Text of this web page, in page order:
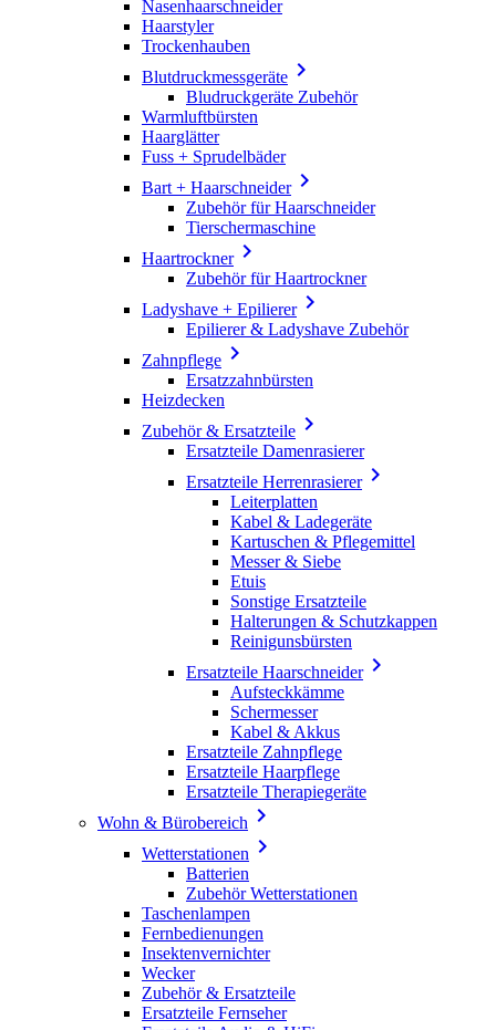
Nasenhaarschneider
Haarstyler
Trockenhauben
Blutdruckmessgeräte 
Bludruckgeräte Zubehör
Warmluftbürsten
Haarglätter
Fuss + Sprudelbäder
Bart + Haarschneider
Zubehör für Haarschneider
Tierschermaschine
Haartrockner
Zubehör für Haartrockner
Ladyshave + Epilierer
Epilierer & Ladyshave Zubehör
Zahnpflege 
Ersatzzahnbürsten
Heizdecken
Zubehör & Ersatzteile 
Ersatzteile Damenrasierer
Ersatzteile Herrenrasierer
Leiterplatten
Kabel & Ladegeräte
Kartuschen & Pflegemittel
Messer & Siebe
Etuis
Sonstige Ersatzteile
Halterungen & Schutzkappen
Reinigunsbürsten
Ersatzteile Haarschneider
Aufsteckkämme
Schermesser
Kabel & Akkus
Ersatzteile Zahnpflege
Ersatzteile Haarpflege
Ersatzteile Therapiegeräte
Wohn & Bürobereich 
Wetterstationen 
Batterien
Zubehör Wetterstationen
Taschenlampen
Fernbedienungen
Insektenvernichter
Wecker
Zubehör & Ersatzteile
Ersatzteile Fernseher